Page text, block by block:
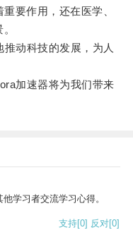
要作用，还在医学、
动科技的发展，为人
加速器将为我们带来
学习者交流学习心得。
支持[0] 反对[0]